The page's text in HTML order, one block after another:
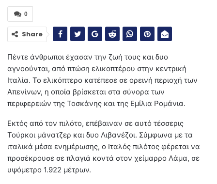
0
Share
Πέντε άνθρωποι έχασαν την ζωή τους και δυο
αγνοούνται, από πτώση ελικοπτέρου στην κεντρική
Ιταλία. Το ελικόπτερο κατέπεσε σε ορεινή περιοχή των
Απενίνων, η οποία βρίσκεται στα σύνορα των
περιφερειών της Τοσκάνης και της Εμίλια Ρομάνια.
Εκτός από τον πιλότο, επέβαιναν σε αυτό τέσσερις
Τούρκοι μάνατζερ και δυο Λιβανέζοι. Σύμφωνα με τα
ιταλικά μέσα ενημέρωσης, ο Ιταλός πιλότος φέρεται να
προσέκρουσε σε πλαγιά κοντά στον χείμαρρο Λάμα, σε
υψόμετρο 1.922 μέτρων.